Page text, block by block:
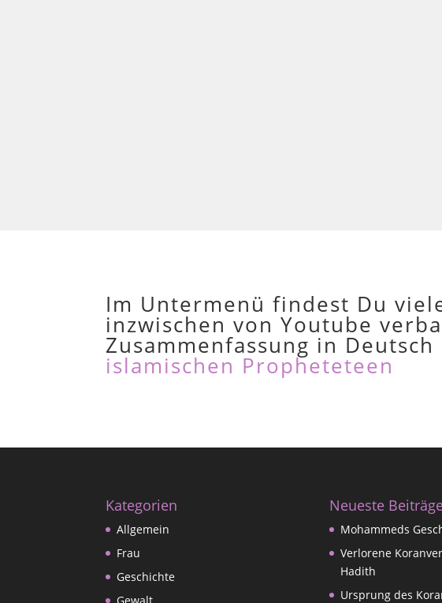
Im Untermenü findest Du
inzwischen von Youtube
Zusammenfassung in
islamischen Propheteteen
Kategorien
Allgemein
Frau
Geschichte
Neueste
Mohammeds
Verlorene
Hadith
Ursprung des